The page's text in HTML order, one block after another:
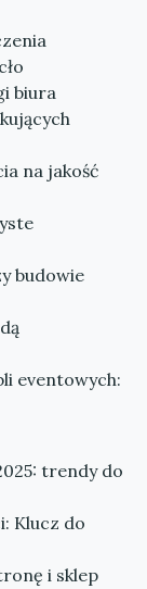
biura
na jakość
budowie
eventowych:
trendy do
Klucz do
i sklep